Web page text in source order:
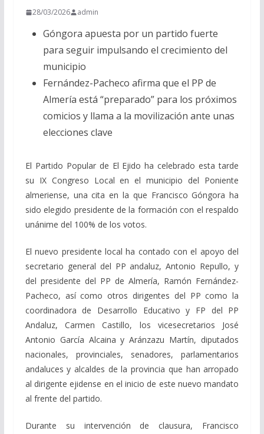
28/03/2026 admin
Góngora apuesta por un partido fuerte
para seguir impulsando el crecimiento del
municipio
Fernández-Pacheco afirma que el PP de
Almería está “preparado” para los próximos
comicios y llama a la movilización ante unas
elecciones clave
El Partido Popular de El Ejido ha celebrado esta tarde
su IX Congreso Local en el municipio del Poniente
almeriense, una cita en la que Francisco Góngora ha
sido elegido presidente de la formación con el respaldo
unánime del 100% de los votos.
El nuevo presidente local ha contado con el apoyo del
secretario general del PP andaluz, Antonio Repullo, y
del presidente del PP de Almería, Ramón Fernández-
Pacheco, así como otros dirigentes del PP como la
coordinadora de Desarrollo Educativo y FP del PP
Andaluz, Carmen Castillo, los vicesecretarios José
Antonio García Alcaina y Aránzazu Martín, diputados
nacionales, provinciales, senadores, parlamentarios
andaluces y alcaldes de la provincia que han arropado
al dirigente ejidense en el inicio de este nuevo mandato
al frente del partido.
Durante su intervención de clausura, Francisco